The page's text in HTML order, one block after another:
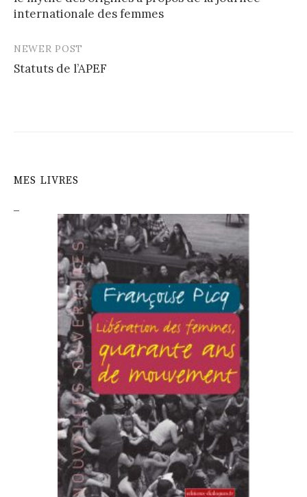
navigation
internationale des femmes
NEWER POST
Statuts de l’APEF
MES LIVRES